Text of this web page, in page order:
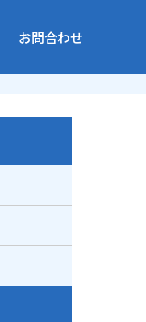
お問合わせ